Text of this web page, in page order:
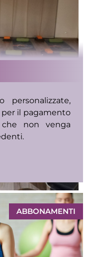
il pagamento
non venga
ABBONAMENTI